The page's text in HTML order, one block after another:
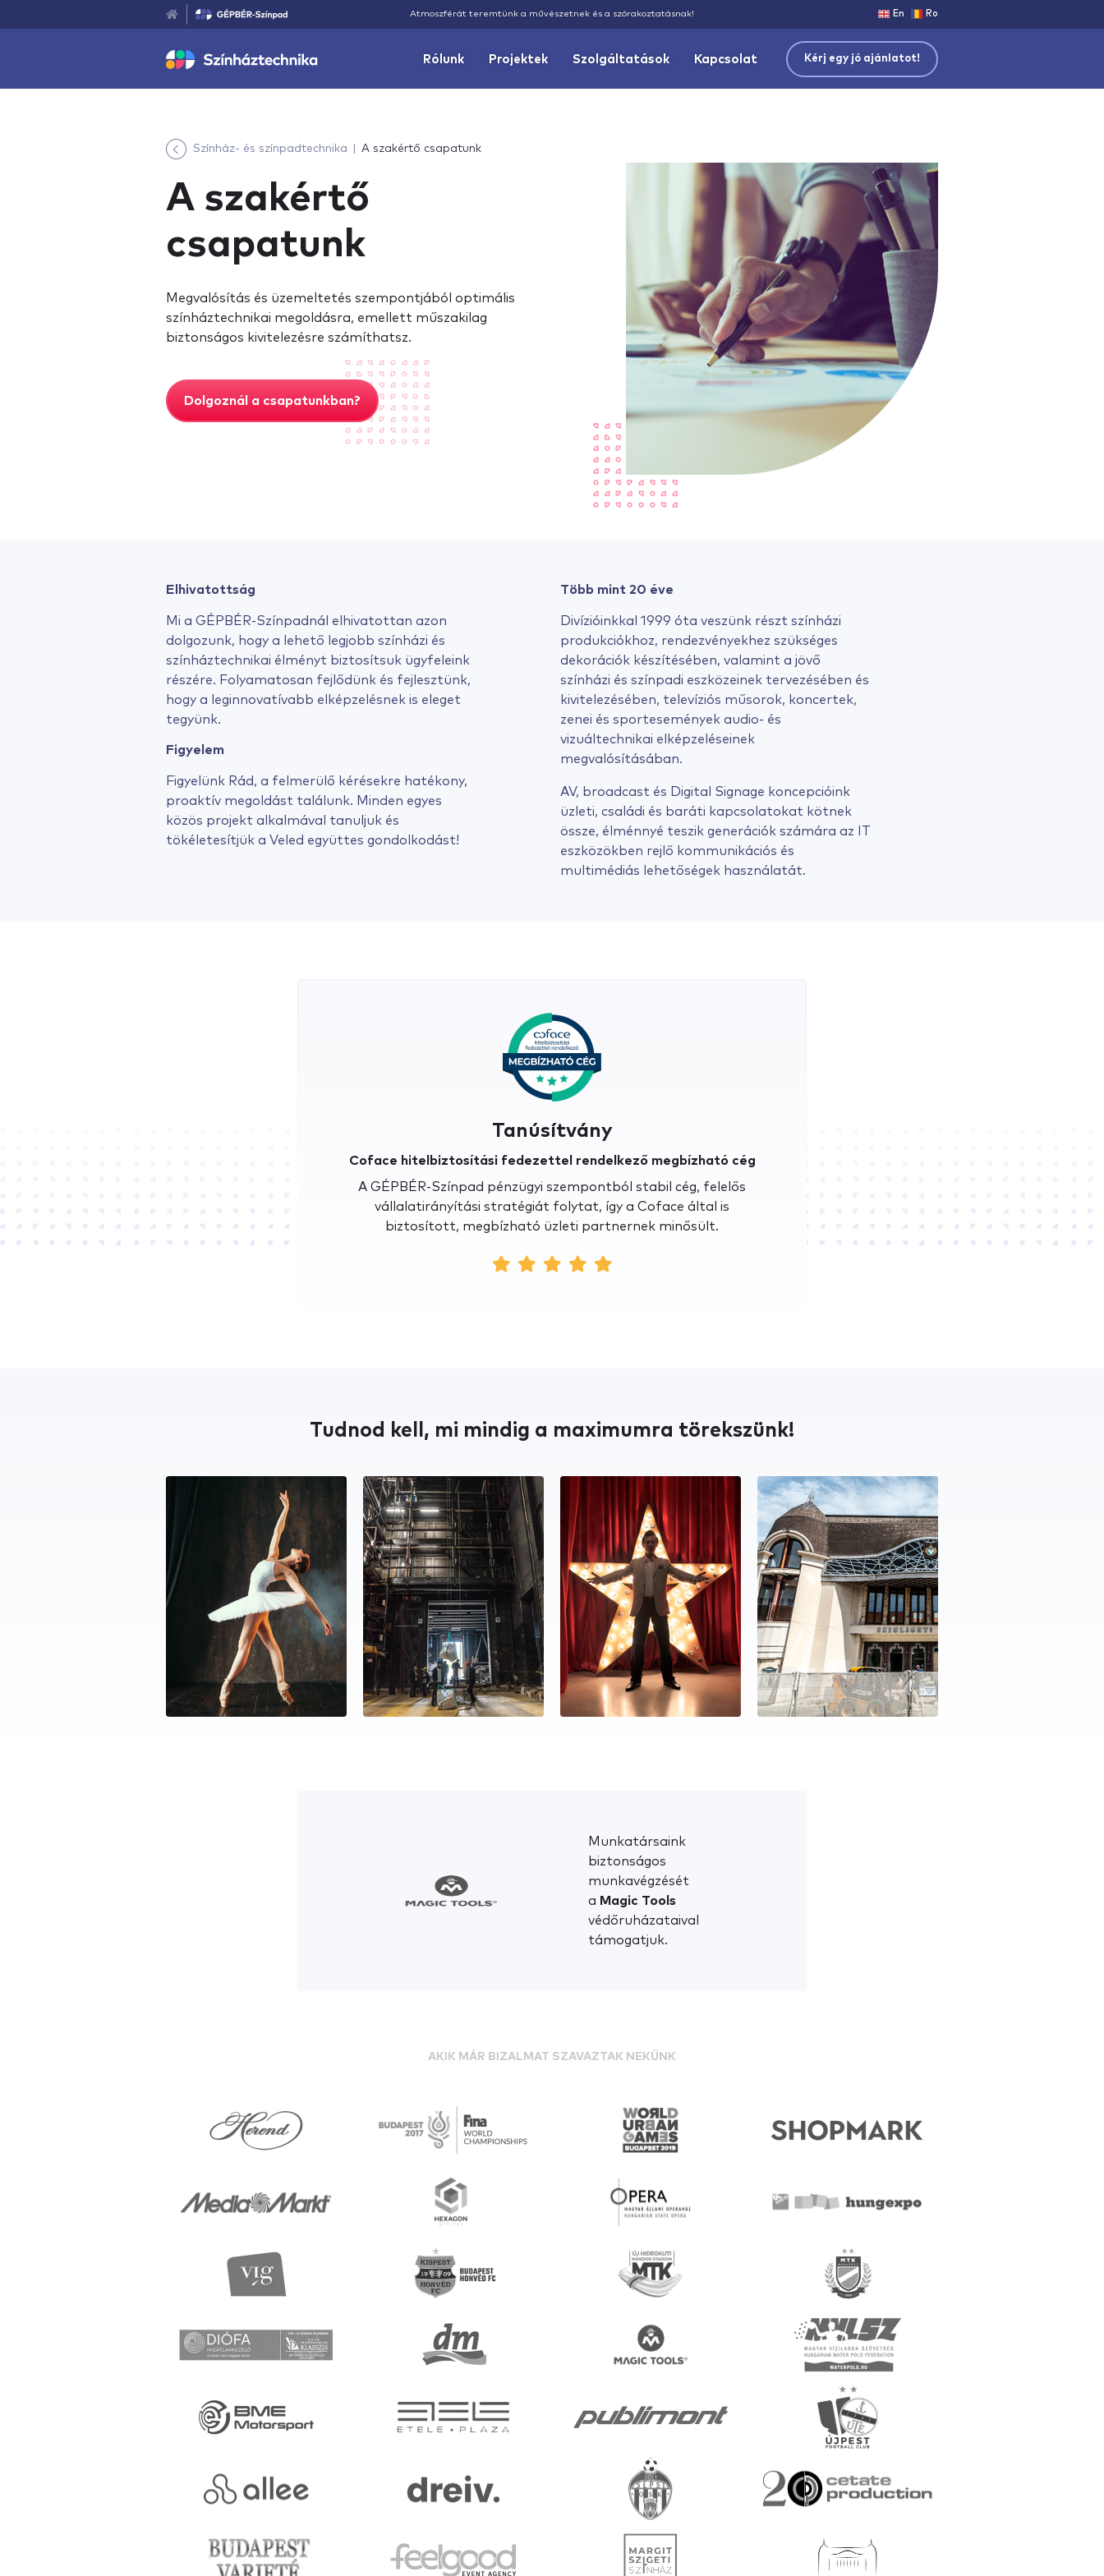
Atmoszférát teremtünk a művészetnek és a szórakoztatásnak! En Ro
Rólunk Projektek Szolgáltatások Kapcsolat Kérj egy jó ajánlatot!
Színház- és színpadtechnika A szakértő csapatunk
A szakértő
csapatunk
Megvalósítás és üzemeltetés szempontjából optimális
színháztechnikai megoldásra, emellett műszakilag
biztonságos kivitelezésre számíthatsz.
Dolgoznál a csapatunkban?
Elhivatottság
Mi a GÉPBÉR-Színpadnál elhivatottan azon
dolgozunk, hogy a lehető legjobb színházi és
színháztechnikai élményt biztosítsuk ügyfeleink
részére. Folyamatosan fejlődünk és fejlesztünk,
hogy a leginnovatívabb elképzelésnek is eleget
tegyünk.
Figyelem
Figyelünk Rád, a felmerülő kérésekre hatékony,
proaktív megoldást találunk. Minden egyes
közös projekt alkalmával tanuljuk és
tökéletesítjük a Veled együttes gondolkodást!
Több mint 20 éve
Divízióinkkal 1999 óta veszünk részt színházi
produkciókhoz, rendezvényekhez szükséges
dekorációk készítésében, valamint a jövő
színházi és színpadi eszközeinek tervezésében és
kivitelezésében, televíziós műsorok, koncertek,
zenei és sportesemények audio- és
vizuáltechnikai elképzeléseinek
megvalósításában.
AV, broadcast és Digital Signage koncepcióink
üzleti, családi és baráti kapcsolatokat kötnek
össze, élménnyé teszik generációk számára az IT
eszközökben rejlő kommunikációs és
multimédiás lehetőségek használatát.
Tanúsítvány
Coface hitelbiztosítási fedezettel rendelkező megbízható cég
A GÉPBÉR-Színpad pénzügyi szempontból stabil cég, felelős
vállalatirányítási stratégiát folytat, így a Coface által is
biztosított, megbízható üzleti partnernek minősült.
Tudnod kell, mi mindig a maximumra törekszünk!
Munkatársaink
biztonságos
munkavégzését
a Magic Tools
védőruházataival
támogatjuk.
AKIK MÁR BIZALMAT SZAVAZTAK NEKÜNK